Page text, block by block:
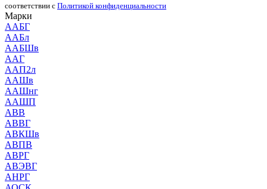
соответствии с Политикой конфиденциальности
Марки
ААБГ
ААБл
ААБШв
ААГ
ААП2л
ААШв
ААШнг
ААШП
АВВ
АВВГ
АВКШв
АВПВ
АВРГ
АВЭВГ
АНРГ